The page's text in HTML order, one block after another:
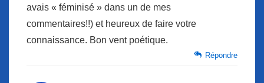
avais « féminisé » dans un de mes
commentaires!!) et heureux de faire votre
connaissance. Bon vent poétique.
Répondre